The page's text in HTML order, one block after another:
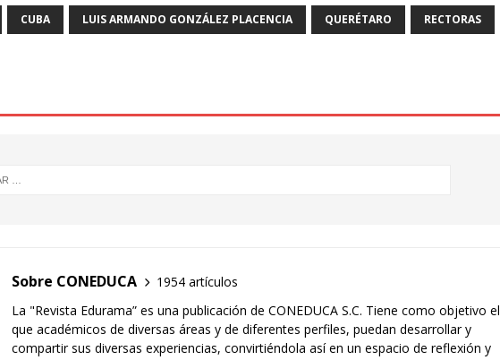
CUBA LUIS ARMANDO GONZÁLEZ PLACENCIA QUERÉTARO RECTORAS
Sobre CONEDUCA
1954 artículos
La "Revista Edurama” es una publicación de CONEDUCA S.C. Tiene como objetivo el
que académicos de diversas áreas y de diferentes perfiles, puedan desarrollar y
compartir sus diversas experiencias, convirtiéndola así en un espacio de reflexión y